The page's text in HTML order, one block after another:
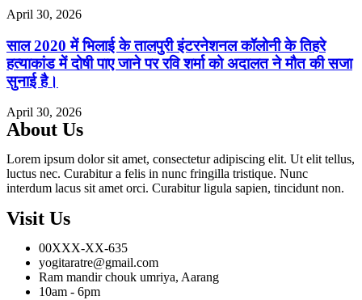
April 30, 2026
साल 2020 में भिलाई के तालपुरी इंटरनेशनल कॉलोनी के तिहरे
हत्याकांड में दोषी पाए जाने पर रवि शर्मा को अदालत ने मौत की सजा
सुनाई है।
April 30, 2026
About Us
Lorem ipsum dolor sit amet, consectetur adipiscing elit. Ut elit tellus,
luctus nec. Curabitur a felis in nunc fringilla tristique. Nunc
interdum lacus sit amet orci. Curabitur ligula sapien, tincidunt non.
Visit Us
00XXX-XX-635
yogitaratre@gmail.com
Ram mandir chouk umriya, Aarang
10am - 6pm